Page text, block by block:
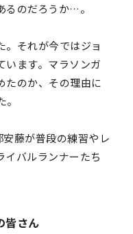
るのだろうか…。
。それが今ではジョ
います。マラソンガ
たのか、その理由に
藤が普段の練習やレ
イバルランナーたち
皆さん